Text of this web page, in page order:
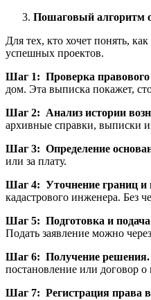
Пошаговый алгоритм
Для тех, кто хочет понять,
успешных проектов.
Шаг 1: Проверка правового
дом. Эта выписка покажет,
Шаг 2: Анализ истории
архивные справки, выписки
Шаг 3: Определение
или за плату.
Шаг 4: Уточнение границ и
кадастрового инженера. Без
Шаг 5: Подготовка и подача
Подать заявление можно
Шаг 6: Получение решения.
постановление или договор о
Шаг 7: Регистрация права в